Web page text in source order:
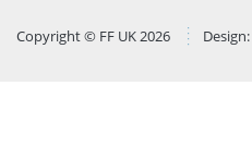
Copyright © FF UK 2026 Design: